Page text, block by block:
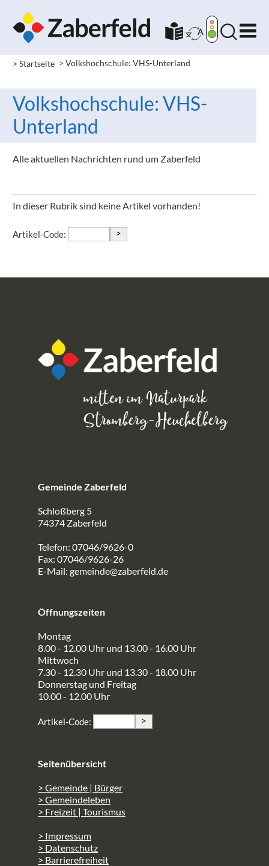
> Startseite >Volkshochschule: VHS-Unterland
Volkshochschule: VHS-
Unterland
Alle aktuellen Nachrichten rund um Zaberfeld
In dieser Rubrik sind keine Artikel vorhanden!
Artikel-Code: >
Gemeinde Zaberfeld
Schloßberg 5
74374 Zaberfeld
Telefon: 07046/9626-0
Fax: 07046/9626-26
E-Mail: gemeinde@zaberfeld.de
Öffnungszeiten
Montag
8.00 - 12.00 Uhr und 13.00 - 16.00 Uhr
Mittwoch
7.30 - 12.30 Uhr und 13.30 - 18.00 Uhr
Donnerstag und Freitag
10.00 - 12.00 Uhr
Artikel-Code: >
Seitenübersicht
> Gemeinde | Bürger
> Gemeindeleben
> Freizeit | Tourismus
> Impressum
> Datenschutz
> Barrierefreiheit